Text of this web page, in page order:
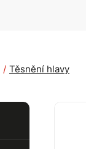
Těsnění hlavy